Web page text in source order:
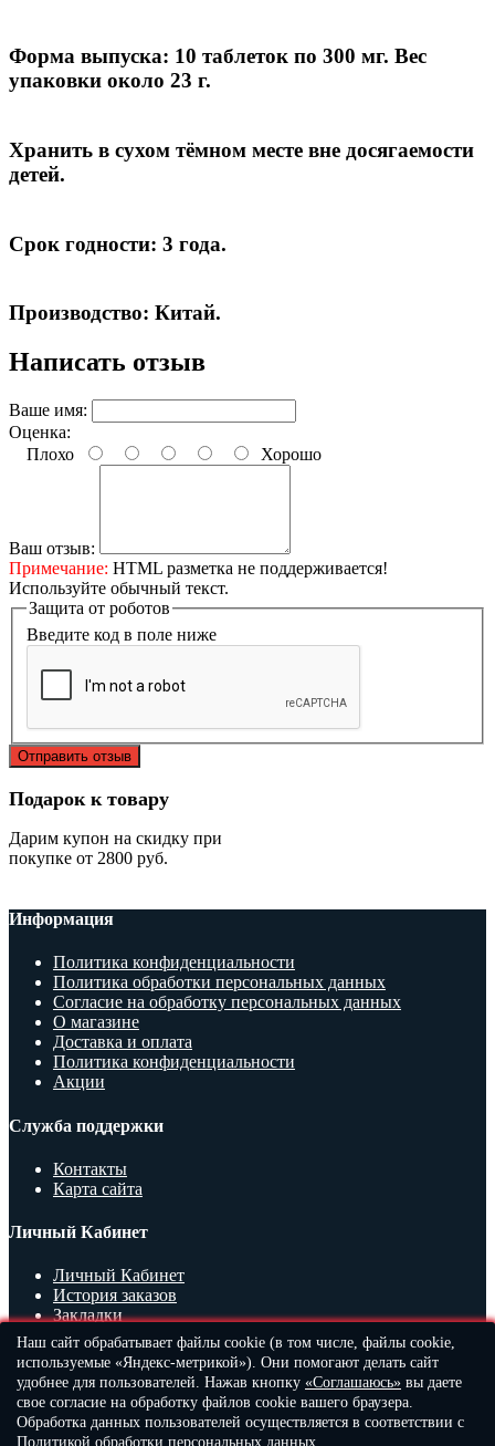
Форма выпуска: 10 таблеток по 300 мг. Вес
упаковки около 23 г.
Хранить в сухом тёмном месте вне досягаемости
детей.
Срок годности: 3 года.
Производство: Китай.
Написать отзыв
Ваше имя:
Оценка:
Плохо
Хорошо
Ваш отзыв:
Примечание: HTML разметка не поддерживается!
Используйте обычный текст.
Защита от роботов
Введите код в поле ниже
Отправить отзыв
Подарок к товару
Дарим купон на скидку при
покупке от 2800 руб.
Информация
Политика конфиденциальности
Политика обработки персональных данных
Согласие на обработку персональных данных
О магазине
Доставка и оплата
Политика конфиденциальности
Акции
Служба поддержки
Контакты
Карта сайта
Личный Кабинет
Личный Кабинет
История заказов
Закладки
Контакты
+7 (916) 215-6-222 (Viber и WhatsApp)
+7 (964) 584-80-90
ВРЕМЯ РАБОТЫ: с 09:00 до 21:00 Заявки онлайн -
Наш сайт обрабатывает файлы cookie (в том числе, файлы cookie,
используемые «Яндекс-метрикой»). Они помогают делать сайт
удобнее для пользователей. Нажав кнопку «Соглашаюсь» вы даете
свое согласие на обработку файлов cookie вашего браузера.
Обработка данных пользователей осуществляется в соответствии с
Политикой обработки персональных данных